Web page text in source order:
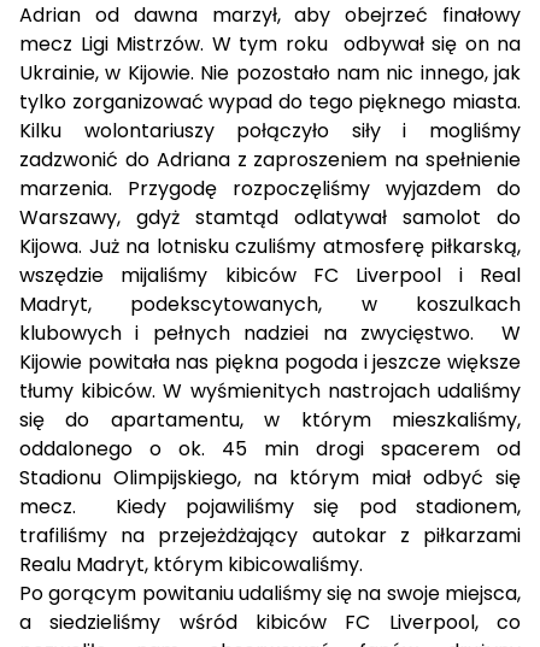
Adrian od dawna marzył, aby obejrzeć finałowy
mecz Ligi Mistrzów. W tym roku odbywał się on na
Ukrainie, w Kijowie. Nie pozostało nam nic innego, jak
tylko zorganizować wypad do tego pięknego miasta.
Kilku wolontariuszy połączyło siły i mogliśmy
zadzwonić do Adriana z zaproszeniem na spełnienie
marzenia. Przygodę rozpoczęliśmy wyjazdem do
Warszawy, gdyż stamtąd odlatywał samolot do
Kijowa. Już na lotnisku czuliśmy atmosferę piłkarską,
wszędzie mijaliśmy kibiców FC Liverpool i Real
Madryt, podekscytowanych, w koszulkach
klubowych i pełnych nadziei na zwycięstwo. W
Kijowie powitała nas piękna pogoda i jeszcze większe
tłumy kibiców. W wyśmienitych nastrojach udaliśmy
się do apartamentu, w którym mieszkaliśmy,
oddalonego o ok. 45 min drogi spacerem od
Stadionu Olimpijskiego, na którym miał odbyć się
mecz. Kiedy pojawiliśmy się pod stadionem,
trafiliśmy na przejeżdżający autokar z piłkarzami
Realu Madryt, którym kibicowaliśmy.
Po gorącym powitaniu udaliśmy się na swoje miejsca,
a siedzieliśmy wśród kibiców FC Liverpool, co